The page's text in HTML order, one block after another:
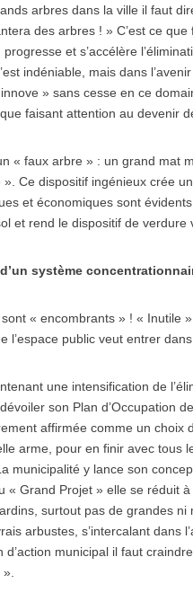
arbres dans la ville il faut
des arbres ! » C’est ce
et s’accélère
indéniable, mais dans
» sans cesse en ce
faisant attention au devenir
« faux arbre » : un grand mat
Ce dispositif ingénieux crée
et économiques sont
et rend le dispositif de verdure
système
« encombrants » ! « Inutile
l’espace public veut entrer
une intensification de
son Plan d’Occupation
affirmée comme un choix
arme, pour en finir avec tous
municipalité y lance son
« Grand Projet » elle se réduit
surtout pas de grandes
arbustes, s’intercalant dans
d’action municipal il faut